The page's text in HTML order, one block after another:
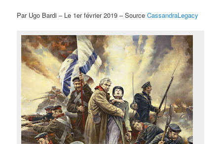
Par Ugo Bardi – Le 1er février 2019 – SourceCassandraLegacy